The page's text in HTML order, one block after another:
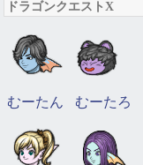
ドラゴンクエストX
むーたん むーたろ